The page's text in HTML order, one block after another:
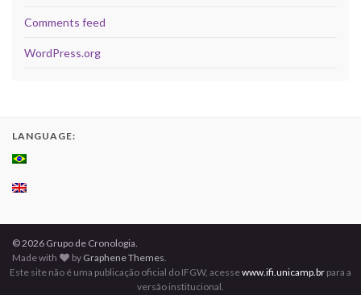
Comments feed
WordPress.org
LANGUAGE:
© 2026 Grupo de Cronologia.
Made with
by Graphene Themes.
Este site não é uma publicação oficial do IFGW, acessewww.ifi.unicamp.br para a
versão institucional.